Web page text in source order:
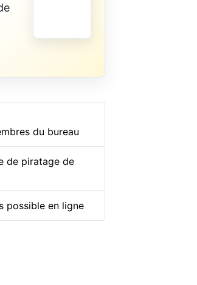
du bureau
de piratage de
possible en ligne